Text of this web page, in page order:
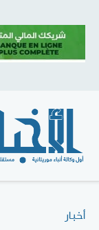
أخبار